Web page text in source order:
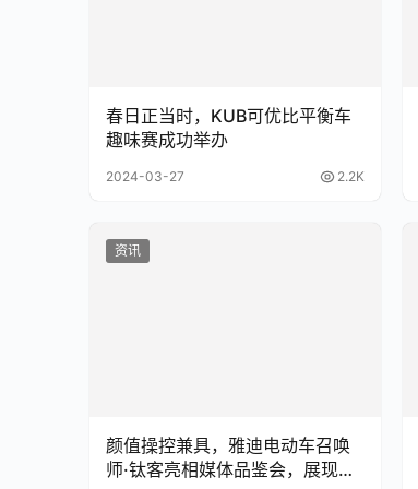
春日正当时，KUB可优比平衡车
趣味赛成功举办
2024-03-27 2.2K
资讯
颜值操控兼具，雅迪电动车召唤
师·钛客亮相媒体品鉴会，展现科